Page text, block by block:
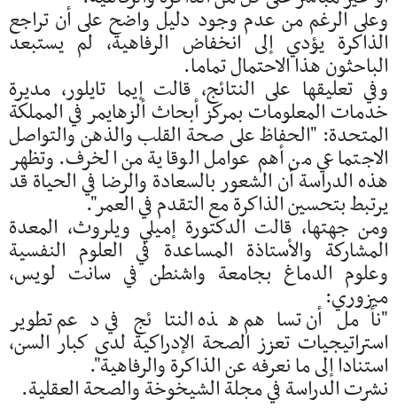
وعلى الرغم من عدم وجود دليل واضح على أن تراجع
الذاكرة يؤدي إلى انخفاض الرفاهية، لم يستبعد
الباحثون هذا الاحتمال تماما.
وفي تعليقها على النتائج، قالت إيما تايلور، مديرة
خدمات المعلومات بمركز أبحاث ألزهايمر في المملكة
المتحدة: "الحفاظ على صحة القلب والذهن والتواصل
الاجتماعي من أهم عوامل الوقاية من الخرف. وتظهر
هذه الدراسة أن الشعور بالسعادة والرضا في الحياة قد
يرتبط بتحسين الذاكرة مع التقدم في العمر".
ومن جهتها، قالت الدكتورة إميلي ويلروث، المعدة
المشاركة والأستاذة المساعدة في العلوم النفسية
وعلوم الدماغ بجامعة واشنطن في سانت لويس،
ميزوري:
"نأمل أن تساهم هذه النتائج في دعم تطوير
استراتيجيات تعزز الصحة الإدراكية لدى كبار السن،
استنادا إلى ما نعرفه عن الذاكرة والرفاهية".
نشرت الدراسة في مجلة الشيخوخة والصحة العقلية.